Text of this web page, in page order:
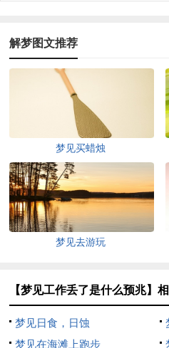
解梦图文推荐
梦见买蜡烛
梦见去游玩
【梦见工作丢了是什么预兆】
梦见日食，日蚀
梦见在海滩上跑步